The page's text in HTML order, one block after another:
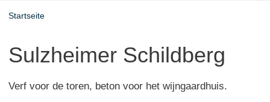
Startseite
Sulzheimer Schildberg
Verf voor de toren, beton voor het wijngaardhuis.